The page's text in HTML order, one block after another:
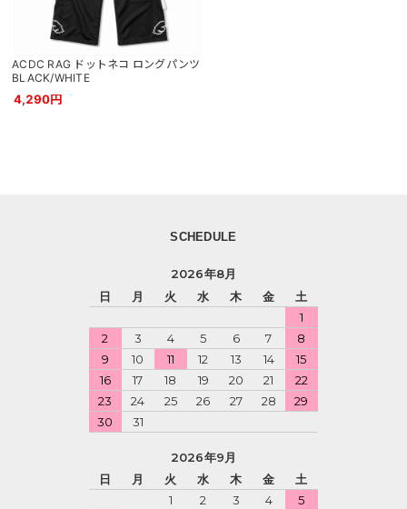
ACDC RAG ドットネコ ロングパンツ
BLACK/WHITE
4,290円
SCHEDULE
2026年8月
日
月 火 水 木 金
土
1
2
3 4 5 6 7
8
9
10 11 12 13 14
15
16
17 18 19 20 21
22
23
24 25 26 27 28
29
30
31
2026年9月
日
月 火 水 木 金
土
1
2 3 4
5